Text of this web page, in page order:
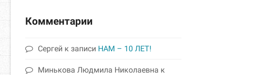
Комментарии
Сергей к записи НАМ – 10 ЛЕТ!
Минькова Людмила Николаевна к